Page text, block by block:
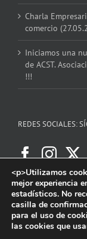
Charla
comercio
Iniciamos una
de ACST.
!!!
REDES SOCIALES:
<p>Utilizamos
mejor experiencia
estadísticos. No
casilla de
para el uso de
las cookies que